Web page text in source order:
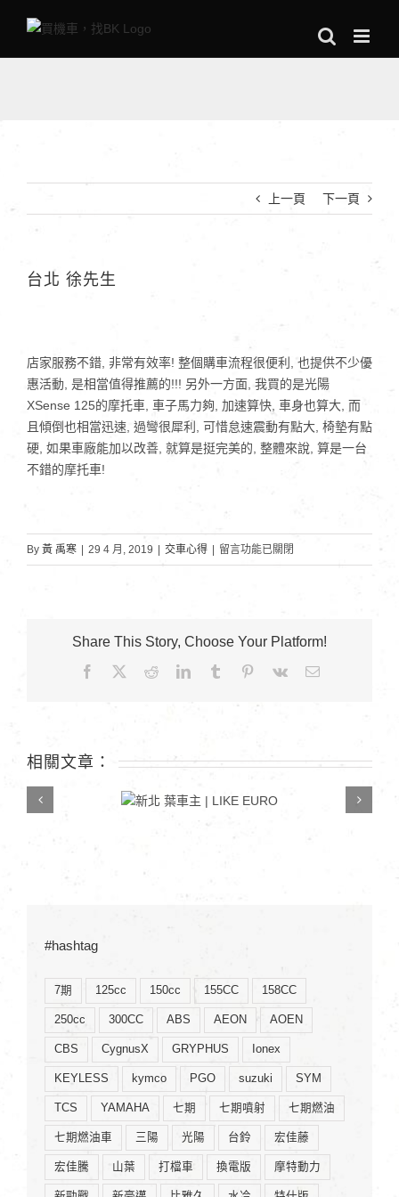
上一頁 下一頁
台北 徐先生
店家服務不錯, 非常有效率! 整個購車流程很便利, 也提供不少優
惠活動, 是相當值得推薦的!!! 另外一方面, 我買的是光陽
XSense 125的摩托車, 車子馬力夠, 加速算快, 車身也算大, 而
且傾倒也相當迅速, 過彎很犀利, 可惜怠速震動有點大, 椅墊有點
硬, 如果車廠能加以改善, 就算是挺完美的, 整體來說, 算是一台
不錯的摩托車!
By 黃 禹寒 29 4 月, 2019 交車心得
在
中
留言功能已關閉
Share This Story, Choose Your Platform!
Facebook RedditLinkedInTumblr Pinterest
Vk Email:
相關文章：
新北 葉車主 | LIKE
#hashtag
7期 125cc 150cc 155CC 158CC
250cc 300CC ABS AEON AOEN
CBS CygnusX GRYPHUS Ionex
KEYLESS kymco PGO suzuki SYM
TCS YAMAHA 七期 七期噴射 七期燃油
七期燃油車 三陽 光陽 台鈴 宏佳藤
宏佳騰 山葉 打檔車 換電版 摩特動力